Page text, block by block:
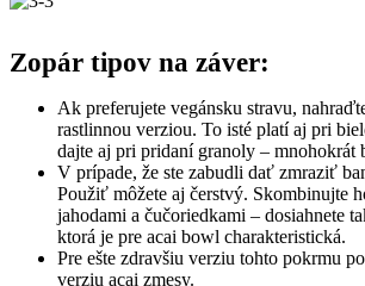
Zopár tipov na záver:
Ak preferujete vegánsku stravu,
rastlinnou verziou. To isté platí aj pri
dajte aj pri pridaní granoly – mnohokrát
V prípade, že ste zabudli dať zmraziť
Použiť môžete aj čerstvý. Skombinujte
jahodami a čučoriedkami – dosiahnete
ktorá je pre acai bowl charakteristická.
Pre ešte zdravšiu verziu tohto pokrmu
verziu acai zmesy.